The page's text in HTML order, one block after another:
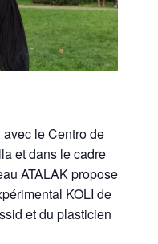
le Centro de
et dans le cadre
ATALAK propose
KOLI de
et du plasticien